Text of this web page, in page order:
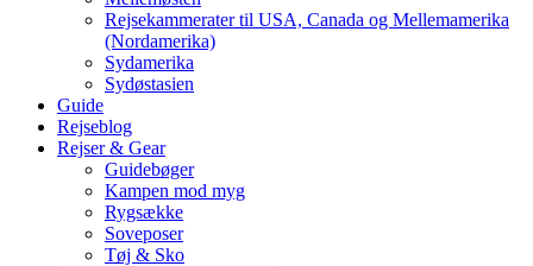
Rejsekammerater til USA, Canada og Mellemamerika
(Nordamerika)
Sydamerika
Sydøstasien
Guide
Rejseblog
Rejser & Gear
Guidebøger
Kampen mod myg
Rygsække
Soveposer
Tøj & Sko